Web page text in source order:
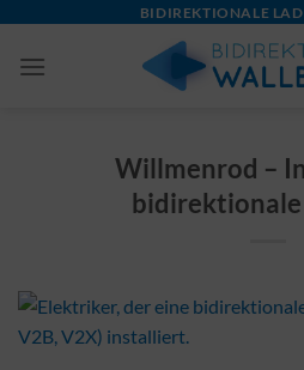
content
BIDIREKTIONALE
Willmenrod –